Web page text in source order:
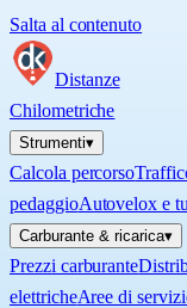
Salta al contenuto
Distanze
Chilometriche
Strumenti▾
Calcola percorso
pedaggioAutovelox e
Carburante & ricarica▾
Prezzi carburante
elettricheAree di